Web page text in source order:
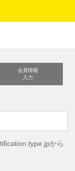
会員情報
入力
から